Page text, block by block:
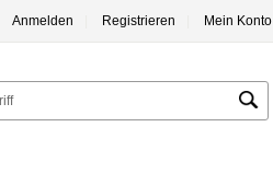
Anmelden Registrieren Mein Konto